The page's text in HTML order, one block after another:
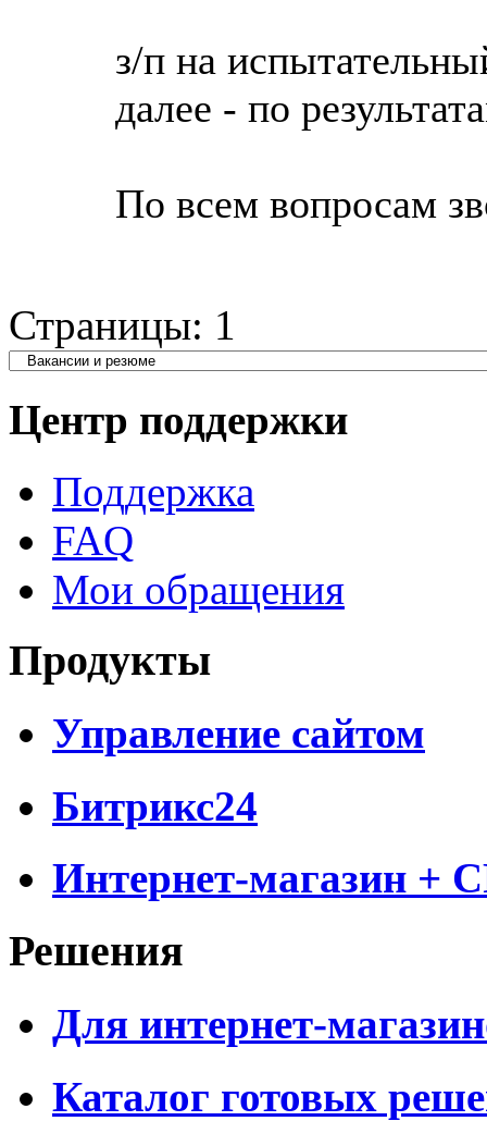
з/п на
далее - по
По всем вопросам
Страницы: 1
Центр поддержки
Поддержка
FAQ
Мои обращения
Продукты
Управление сайтом
Битрикс24
Интернет-магазин +
Решения
Для интернет-
Каталог готовых